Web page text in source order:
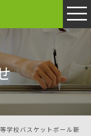
学校バスケットボール新